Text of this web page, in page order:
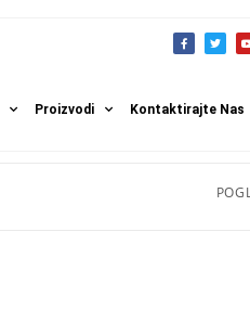
Proizvodi Kontaktirajte Nas